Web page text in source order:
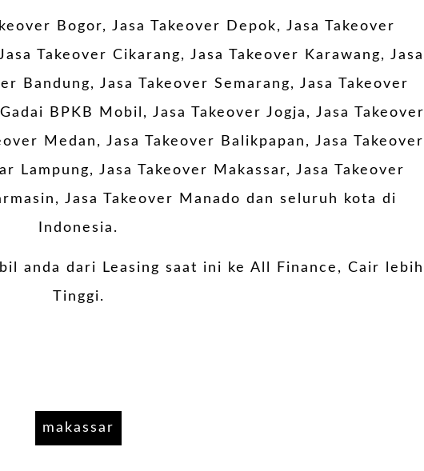
Bogor, Jasa Takeover Depok, Jasa Takeover
Takeover Cikarang, Jasa Takeover Karawang, Jasa
Bandung, Jasa Takeover Semarang, Jasa Takeover
Gadai BPKB Mobil , Jasa Takeover Jogja, Jasa Takeover
Medan, Jasa Takeover Balikpapan, Jasa Takeover
Lampung, Jasa Takeover Makassar, Jasa Takeover
Jasa Takeover Manado dan seluruh kota di
Indonesia.
anda dari Leasing saat ini ke All Finance, Cair lebih
Tinggi.
makassar